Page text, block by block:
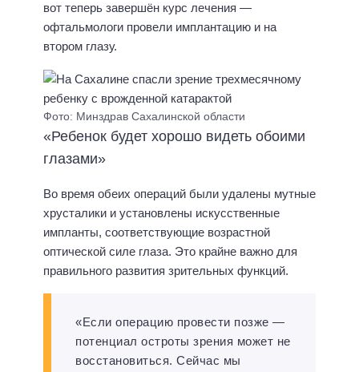
вот теперь завершён курс лечения —
офтальмологи провели имплантацию и на
втором глазу.
Фото: Минздрав Сахалинской области
«Ребенок будет хорошо видеть обоими
глазами»
Во время обеих операций были удалены мутные
хрусталики и установлены искусственные
импланты, соответствующие возрастной
оптической силе глаза. Это крайне важно для
правильного развития зрительных функций.
«Если операцию провести позже —
потенциал остроты зрения может не
восстановиться. Сейчас мы